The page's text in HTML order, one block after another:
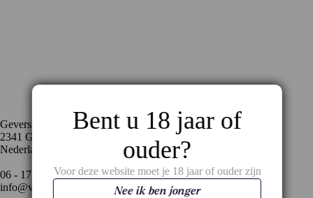
Geversstraat 35
2341 GA Oegstgeest
Nederland
06 - 17 59 02 94
info@vinopronto.nl
Bent u 18 jaar of
ouder?
Voor deze website moet je 18 jaar of ouder zijn
Nee ik ben jonger